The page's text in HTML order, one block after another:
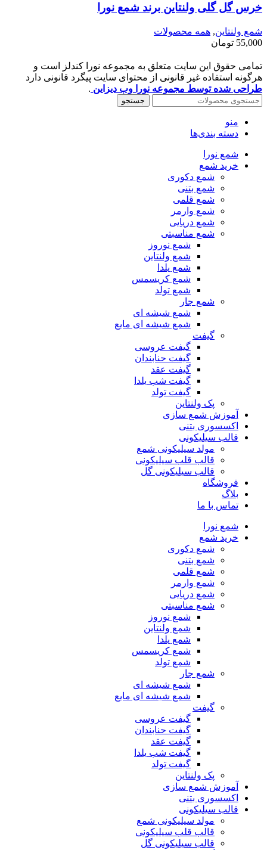
خرس گل گلی ولنتاین برند شمع نورا
شمع ولنتاین, همه محصولات
55,000 تومان
تمامی حقوق این سایت متعلق به مجموعه نورا کندلز است و
هرگونه استفاده غیر قانونی از محتوای سایت پیگرد قانونی دارد
طراحی شده توسط مجموعه نورا وب دیزاین .
جستجو
منو
دسته بندی‌ها
شمع نورا
خرید شمع
شمع دکوری
شمع بتنی
شمع قلمی
شمع وارمر
شمع دریایی
شمع مناسبتی
شمع نوروز
شمع ولنتاین
شمع یلدا
شمع کریسمس
شمع تولد
شمع جار
شمع شیشه ای
شمع شیشه ای مایع
گیفت
گیفت عروسی
گیفت حنابندان
گیفت عقد
گیفت شب یلدا
گیفت تولد
پک ولنتاین
آموزش شمع سازی
اکسسوری بتنی
قالب سیلیکونی
مولد سیلیکونی شمع
قالب قلب سیلیکونی
قالب سیلیکونی گل
فروشگاه
بلاگ
تماس با ما
شمع نورا
خرید شمع
شمع دکوری
شمع بتنی
شمع قلمی
شمع وارمر
شمع دریایی
شمع مناسبتی
شمع نوروز
شمع ولنتاین
شمع یلدا
شمع کریسمس
شمع تولد
شمع جار
شمع شیشه ای
شمع شیشه ای مایع
گیفت
گیفت عروسی
گیفت حنابندان
گیفت عقد
گیفت شب یلدا
گیفت تولد
پک ولنتاین
آموزش شمع سازی
اکسسوری بتنی
قالب سیلیکونی
مولد سیلیکونی شمع
قالب قلب سیلیکونی
قالب سیلیکونی گل